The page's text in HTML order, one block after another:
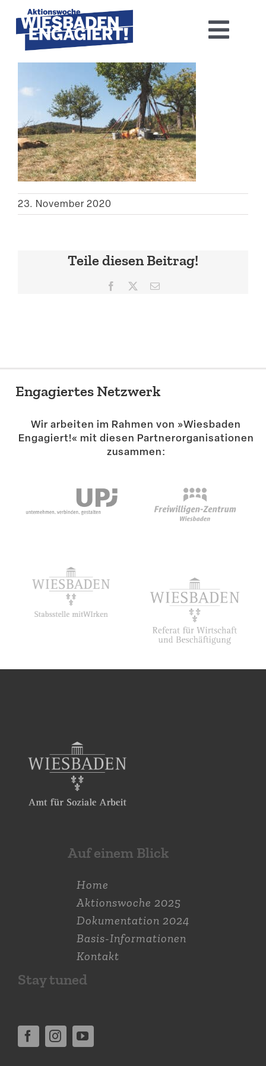
content
Home
Aktions­woche 2026
Basis-Infos
Dokumen­tation 2025
Aktuelles
Suche
23. November 2020
Teile diesen Beitrag!
Facebook E-
Engagiertes Netzwerk
Wir arbeiten im Rahmen von »Wiesbaden
Engagiert!« mit diesen Partner­or­ga­ni­sa­tionen
zusammen:
Auf einem Blick
Home
Aktions­woche 2025
Dokumen­tation 2024
Basis-Informationen
Kontakt
Stay tuned